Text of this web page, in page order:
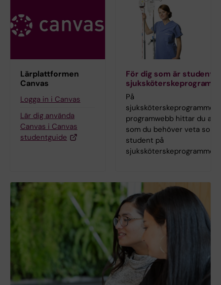
Lärplattformen
Canvas
Logga in i Canvas
Lär dig använda
Canvas i Canvas
studentguide
För dig som är student
På
sjuksköterskeprogrammets
programwebb hittar du allt
som du behöver veta som
student på
sjuksköterskeprogrammet.